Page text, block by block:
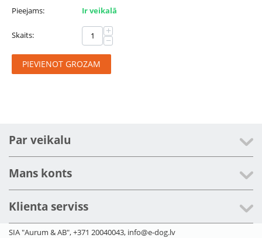
Pieejams:
Ir veikalā
Skaits: +
−
PIEVIENOT GROZAM
Par veikalu
Mans konts
Klienta serviss
SIA "Aurum & AB", +371 20040043, info@e-dog.lv